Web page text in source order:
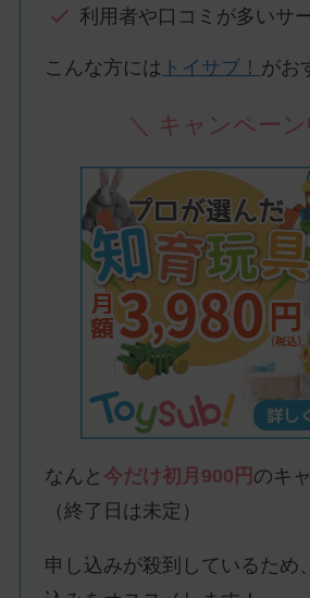
利用者や口コミが多いサ
こんな方には トイサブ！ がお
＼ キャンペーン
なんと 今だけ初月900円 のキ
（終了日は未定）
申し込みが殺到しているため